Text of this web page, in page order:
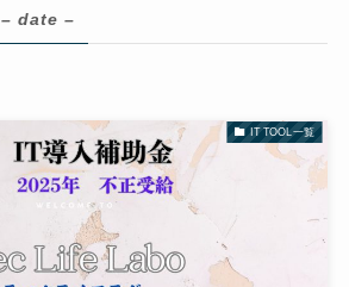
– date –
IT TOOL一覧